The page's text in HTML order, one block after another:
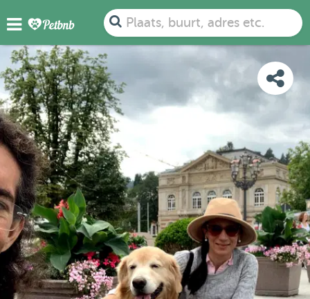
Plaats, buurt, adres etc.
FOTO'S BEOORDELINGEN KAART